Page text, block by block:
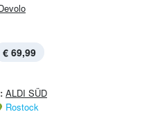
€ 69,99
ALDI SÜD
Rostock